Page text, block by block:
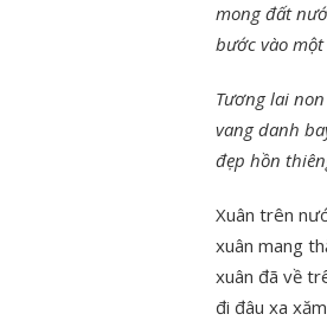
mong đất
bước vào
Tương lai
vang danh
đẹp hồn
Xuân trên
xuân mang
xuân đã về
đi đâu xa